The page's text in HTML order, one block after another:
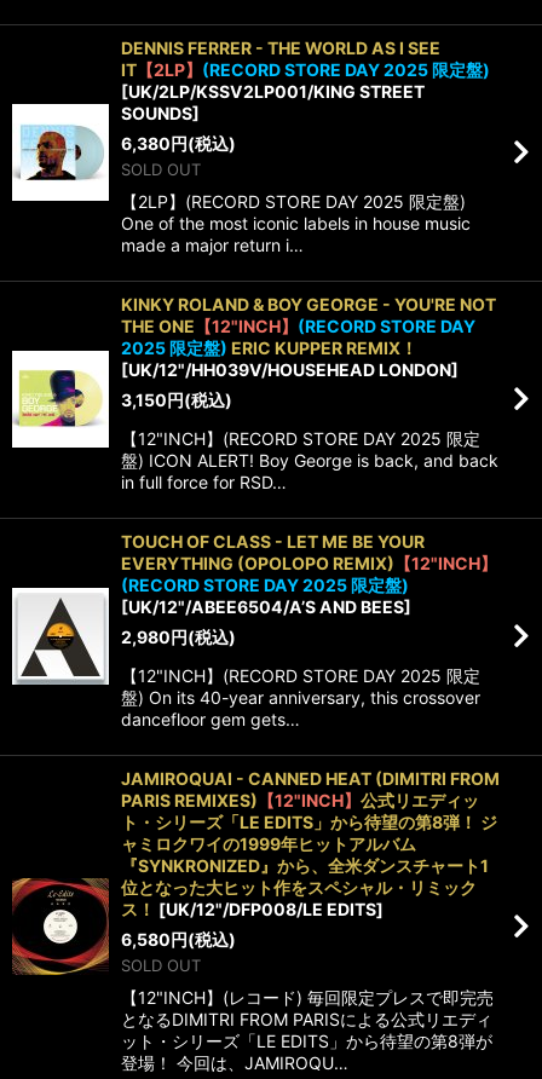
DENNIS FERRER - THE WORLD AS I SEE
IT 【2LP】 (RECORD STORE DAY 2025 限定盤)
[UK/2LP/KSSV2LP001/KING STREET
SOUNDS]
6,380円(税込)
SOLD OUT
【2LP】(RECORD STORE DAY 2025 限定盤)
One of the most iconic labels in house music
made a major return i…
KINKY ROLAND & BOY GEORGE - YOU'RE NOT
THE ONE 【12"INCH】 (RECORD STORE DAY
2025 限定盤) ERIC KUPPER REMIX！
[UK/12"/HH039V/HOUSEHEAD LONDON]
3,150円(税込)
【12"INCH】(RECORD STORE DAY 2025 限定
盤) ICON ALERT! Boy George is back, and back
in full force for RSD…
TOUCH OF CLASS - LET ME BE YOUR
EVERYTHING (OPOLOPO REMIX) 【12"INCH】
(RECORD STORE DAY 2025 限定盤)
[UK/12"/ABEE6504/A’S AND BEES]
2,980円(税込)
【12"INCH】(RECORD STORE DAY 2025 限定
盤) On its 40-year anniversary, this crossover
dancefloor gem gets…
JAMIROQUAI - CANNED HEAT (DIMITRI FROM
PARIS REMIXES) 【12"INCH】 公式リエディッ
ト・シリーズ「LE EDITS」から待望の第8弾！ ジ
ャミロクワイの1999年ヒットアルバム
『SYNKRONIZED』から、全米ダンスチャート1
位となった大ヒット作をスペシャル・リミック
ス！ [UK/12"/DFP008/LE EDITS]
6,580円(税込)
SOLD OUT
【12"INCH】(レコード) 毎回限定プレスで即完売
となるDIMITRI FROM PARISによる公式リエディ
ット・シリーズ「LE EDITS」から待望の第8弾が
登場！ 今回は、JAMIROQU…